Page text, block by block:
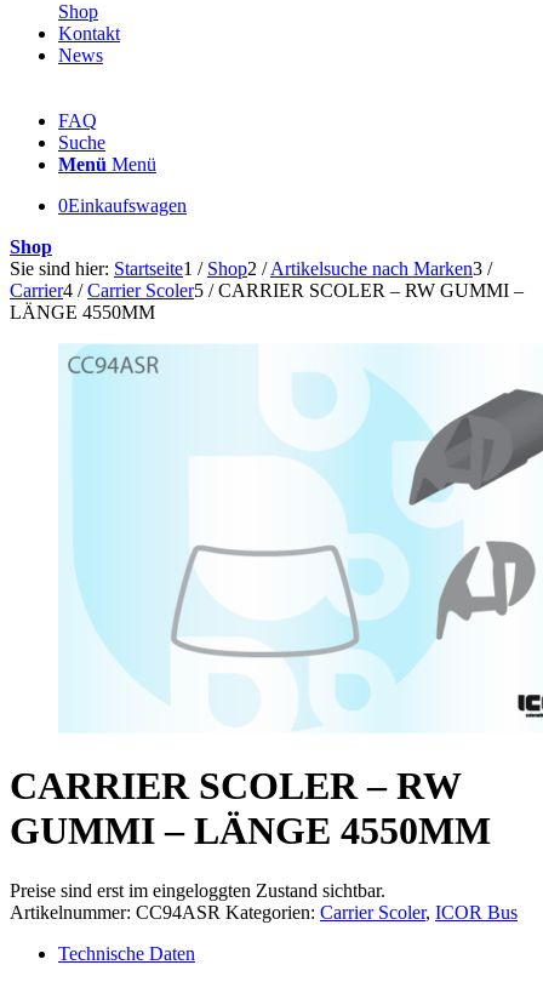
Shop
Kontakt
News
FAQ
Suche
Menü Menü
0Einkaufswagen
Shop
Sie sind hier: Startseite1 / Shop2 / Artikelsuche nach Marken3 /
Carrier4 / Carrier Scoler5 / CARRIER SCOLER – RW GUMMI –
LÄNGE 4550MM
CARRIER SCOLER – RW
GUMMI – LÄNGE 4550MM
Preise sind erst im eingeloggten Zustand sichtbar.
Artikelnummer: CC94ASR Kategorien: Carrier Scoler, ICOR Bus
Technische Daten